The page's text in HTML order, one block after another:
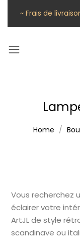
~ Frais de
Home
Vous recherchez
éclairer votre
ArtJL de style
scandinave ou